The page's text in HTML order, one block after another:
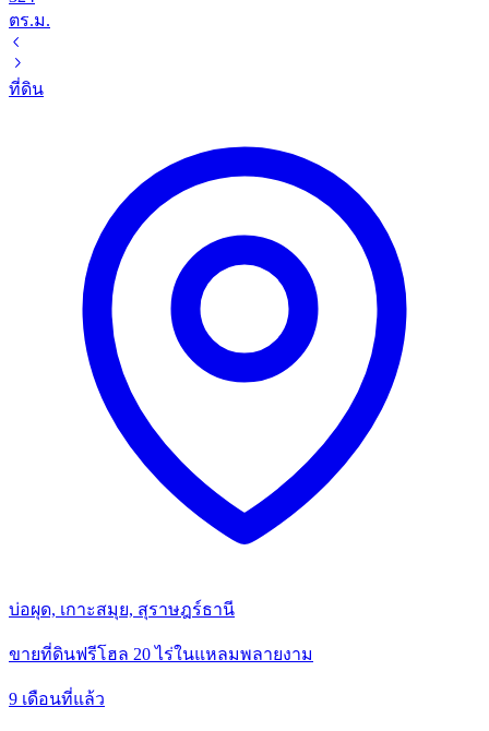
ตร.ม.
ที่ดิน
บ่อผุด, เกาะสมุย, สุราษฎร์ธานี
ขายที่ดินฟรีโฮล 20 ไร่ในแหลมพลายงาม
9 เดือนที่แล้ว